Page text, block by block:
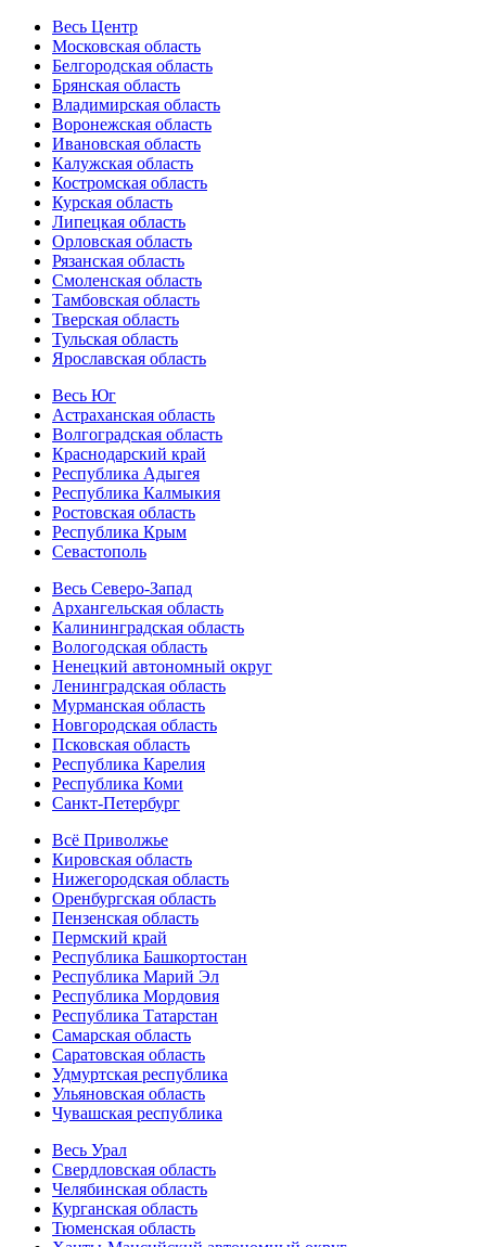
Весь Центр
Московская область
Белгородская область
Брянская область
Владимирская область
Воронежская область
Ивановская область
Калужская область
Костромская область
Курская область
Липецкая область
Орловская область
Рязанская область
Смоленская область
Тамбовская область
Тверская область
Тульская область
Ярославская область
Весь Юг
Астраханская область
Волгоградская область
Краснодарский край
Республика Адыгея
Республика Калмыкия
Ростовская область
Республика Крым
Севастополь
Весь Северо-Запад
Архангельская область
Калининградская область
Вологодская область
Ненецкий автономный округ
Ленинградская область
Мурманская область
Новгородская область
Псковская область
Республика Карелия
Республика Коми
Санкт-Петербург
Всё Приволжье
Кировская область
Нижегородская область
Оренбургская область
Пензенская область
Пермский край
Республика Башкортостан
Республика Марий Эл
Республика Мордовия
Республика Татарстан
Самарская область
Саратовская область
Удмуртская республика
Ульяновская область
Чувашская республика
Весь Урал
Свердловская область
Челябинская область
Курганская область
Тюменская область